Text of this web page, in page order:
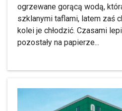
ogrzewane gorącą wodą,
szklanymi taflami, latem zaś
kolei je chłodzić. Czasami
pozostały na papierze...